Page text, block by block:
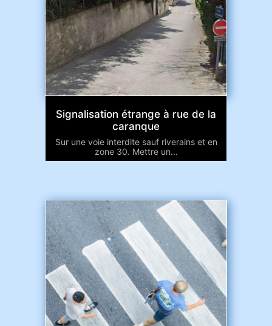
Signalisation étrange à rue de la
caranque
Sur une voie interdite sauf riverains et en
zone 30. Mettre un...